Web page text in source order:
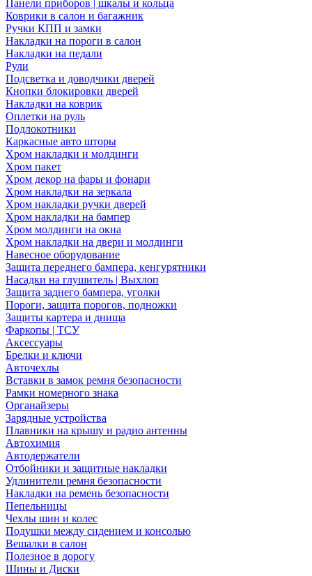
Панели приборов | шкалы и кольца
Коврики в салон и багажник
Ручки КПП и замки
Накладки на пороги в салон
Накладки на педали
Рули
Подсветка и доводчики дверей
Кнопки блокировки дверей
Накладки на коврик
Оплетки на руль
Подлокотники
Каркасные авто шторы
Хром накладки и молдинги
Хром пакет
Хром декор на фары и фонари
Хром накладки на зеркала
Хром накладки ручки дверей
Хром накладки на бампер
Хром молдинги на окна
Хром накладки на двери и молдинги
Навесное оборудование
Защита переднего бампера, кенгурятники
Насадки на глушитель | Выхлоп
Защита заднего бампера, уголки
Пороги, защита порогов, подножки
Защиты картера и днища
Фаркопы | ТСУ
Аксессуары
Брелки и ключи
Авточехлы
Вставки в замок ремня безопасности
Рамки номерного знака
Органайзеры
Зарядные устройства
Плавники на крышу и радио антенны
Автохимия
Автодержатели
Отбойники и защитные накладки
Удлинители ремня безопасности
Накладки на ремень безопасности
Пепельницы
Чехлы шин и колес
Подушки между сидением и консолью
Вешалки в салон
Полезное в дорогу
Шины и Диски